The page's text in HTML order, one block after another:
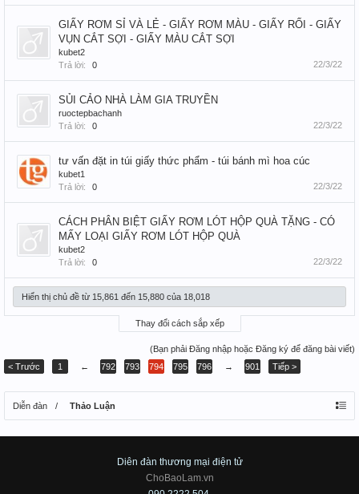
GIẤY RƠM SỈ VÀ LẺ - GIẤY RƠM MÀU - GIẤY RỐI - GIẤY
VỤN CẮT SỢI - GIẤY MÀU CẮT SỢI
kubet2
Trả lời:
0 22/3/22
SỦI CẢO NHÀ LÀM GIA TRUYỀN
ruoctepbachanh
Trả lời:
0 22/3/22
tư vấn đặt in túi giấy thức phẩm - túi bánh mì hoa cúc
kubet1
Trả lời:
0 22/3/22
CÁCH PHÂN BIỆT GIẤY RƠM LÓT HỘP QUÀ TẶNG - CÓ
MẤY LOẠI GIẤY RƠM LÓT HỘP QUÀ
kubet2
Trả lời:
0 22/3/22
Hiển thị chủ đề từ 15,861 đến 15,880 của 18,018
Thay đổi cách sắp xếp
(Bạn phải Đăng nhập hoặc Đăng ký để đăng bài viết)
< Trước
1 ← 792 793 794 795 796 → 901 Tiếp >
Diễn đàn Thảo Luận
Diên đàn thương mại điện tử
ChoBaoLam.vn